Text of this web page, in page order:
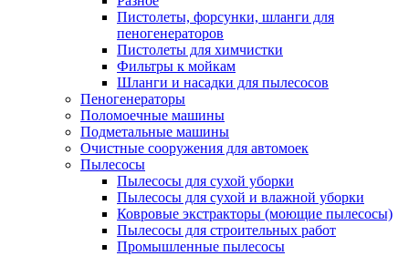
Пистолеты, форсунки, шланги для
пеногенераторов
Пистолеты для химчистки
Фильтры к мойкам
Шланги и насадки для пылесосов
Пеногенераторы
Поломоечные машины
Подметальные машины
Очистные сооружения для автомоек
Пылесосы
Пылесосы для сухой уборки
Пылесосы для сухой и влажной уборки
Ковровые экстракторы (моющие пылесосы)
Пылесосы для строительных работ
Промышленные пылесосы